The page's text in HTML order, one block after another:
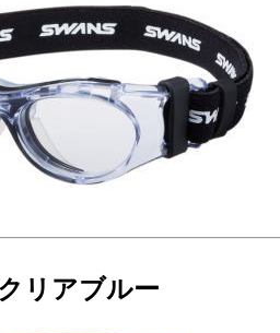
ルー